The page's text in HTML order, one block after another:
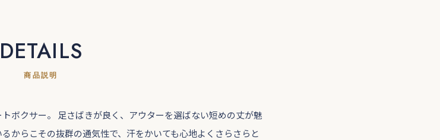
DETAILS
商品説明
ボクサー。 足さばきが良く、アウターを選ばない短めの丈が魅
からこその抜群の通気性で、汗をかいても心地よくさらさらと